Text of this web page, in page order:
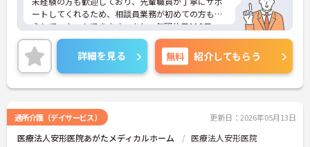
ートしてくれるため、相談員業務が初めての方も安
心してスタートできます。また、年間休日118日・
完全週休2日制とお休みもしっかり確保。育児休業
や介護休業の取得実績、利用可能な託児施設もあ
り、ライフステージの変化にも柔軟に対応できる職
場です。利用者様やご家族に寄り添いながら、地域
福祉に貢献したい方におすすめの求人です。
せ。
詳細を見る 無料 紹介してもらう
通所介護（デイサービス） 更新日：2026年05月13日
医療法人安形医院あがたメディカルホーム 医療法人安形医院